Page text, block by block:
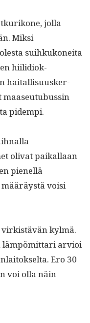
jol­la
Mik­si
suihkukonei­ta
hiilid­iok­
haitallisu­usker­
pidempi.
oli­vat paikallaan
pienel­lä
voisi
kylmä.
läm­pömit­tari arvioi
Ero 30
voi olla näin